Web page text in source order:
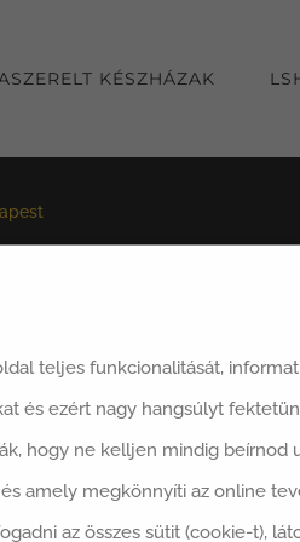
teljes funkcionalitását,
és ezért nagy hangsúlyt
hogy ne kelljen mindig beírnod
amely megkönnyíti az online
az összes sütit (cookie-t),
KÉSZHÁZAK